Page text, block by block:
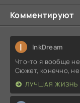
Комментируют
I InkDream
Что-то я вообще
Сюжет, конечно,
ЛУЧШАЯ ЖИЗНЬ